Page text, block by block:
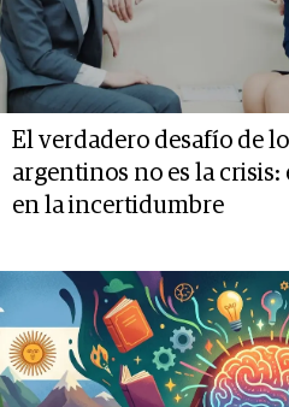
El verdadero desafío de
argentinos no es la
en la incertidumbre